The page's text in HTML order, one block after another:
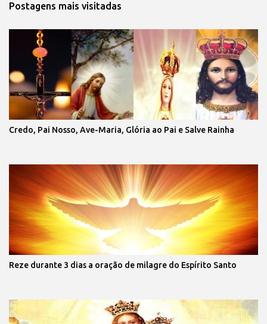
Postagens mais visitadas
Credo, Pai Nosso, Ave-Maria, Glória ao Pai e Salve Rainha
Reze durante 3 dias a oração de milagre do Espírito Santo